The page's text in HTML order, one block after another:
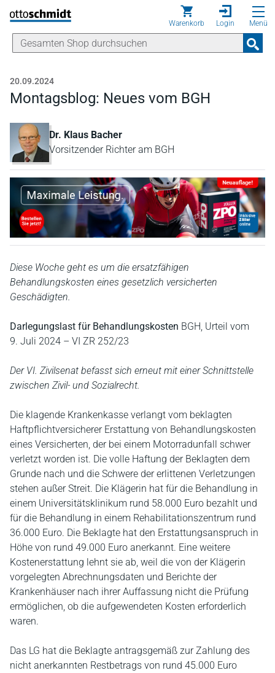
Direkt zum Inhalt
Warenkorb Login Menü
20.09.2024
Montagsblog: Neues vom BGH
Dr. Klaus Bacher
Vorsitzender Richter am BGH
Diese Woche geht es um die ersatzfähigen
Behandlungskosten eines gesetzlich versicherten
Geschädigten.
Darlegungslast für Behandlungskosten BGH, Urteil vom
9. Juli 2024 – VI ZR 252/23
Der VI. Zivilsenat befasst sich erneut mit einer Schnittstelle
zwischen Zivil- und Sozialrecht.
Die klagende Krankenkasse verlangt vom beklagten
Haftpflichtversicherer Erstattung von Behandlungskosten
eines Versicherten, der bei einem Motorradunfall schwer
verletzt worden ist. Die volle Haftung der Beklagten dem
Grunde nach und die Schwere der erlittenen Verletzungen
stehen außer Streit. Die Klägerin hat für die Behandlung in
einem Universitätsklinikum rund 58.000 Euro bezahlt und
für die Behandlung in einem Rehabilitationszentrum rund
36.000 Euro. Die Beklagte hat den Erstattungsanspruch in
Höhe von rund 49.000 Euro anerkannt. Eine weitere
Kostenerstattung lehnt sie ab, weil die von der Klägerin
vorgelegten Abrechnungsdaten und Berichte der
Krankenhäuser nach ihrer Auffassung nicht die Prüfung
ermöglichen, ob die aufgewendeten Kosten erforderlich
waren.
Das LG hat die Beklagte antragsgemäß zur Zahlung des
nicht anerkannten Restbetrags von rund 45.000 Euro